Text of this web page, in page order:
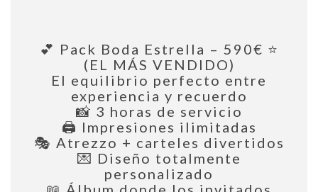
💕 Pack Boda Estrella – 590€ ⭐
(EL MÁS VENDIDO)
El equilibrio perfecto entre
experiencia y recuerdo
📸 3 horas de servicio
🖨️ Impresiones ilimitadas
🎭 Atrezzo + carteles divertidos
💌 Diseño totalmente
personalizado